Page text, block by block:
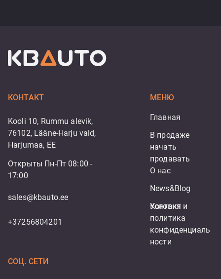
КОНТАКТ
Kooli 10, Rummu alevik,
76102, Lääne-Harju vald,
Harjumaa, EE
Открыты Пн-Пт 08:00 -
17:00
sales@kbauto.ee
+37256804201
МЕНЮ
Главная
В продаже
начать
продавать
О нас
News&Blog
Контакт
Условия и
политика
конфиденциаль
ности
СОЦ. СЕТИ